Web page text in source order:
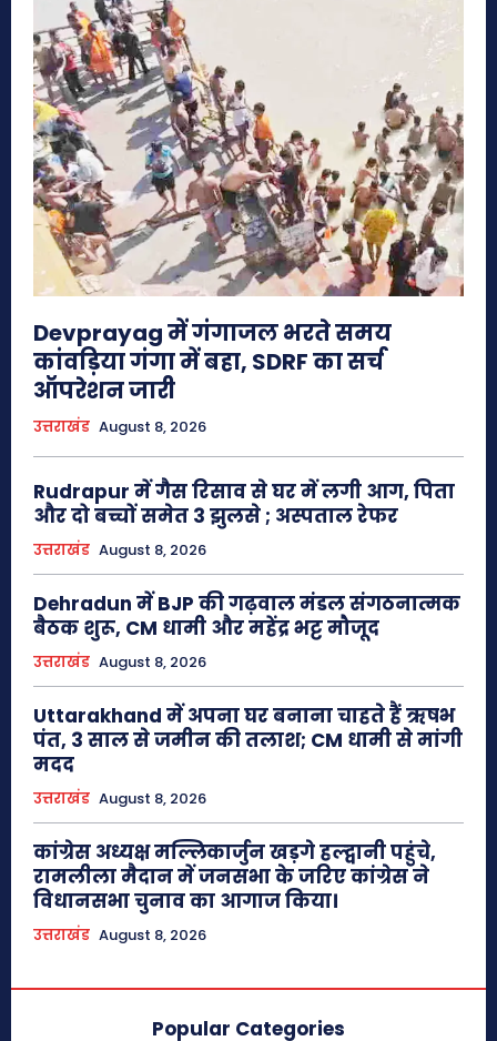
Devprayag में गंगाजल भरते समय
कांवड़िया गंगा में बहा, SDRF का सर्च
ऑपरेशन जारी
उत्तराखंड August 8, 2026
Rudrapur में गैस रिसाव से घर में लगी आग, पिता
और दो बच्चों समेत 3 झुलसे ; अस्पताल रेफर
उत्तराखंड August 8, 2026
Dehradun में BJP की गढ़वाल मंडल संगठनात्मक
बैठक शुरू, CM धामी और महेंद्र भट्ट मौजूद
उत्तराखंड August 8, 2026
Uttarakhand में अपना घर बनाना चाहते हैं ऋषभ
पंत, 3 साल से जमीन की तलाश; CM धामी से मांगी
मदद
उत्तराखंड August 8, 2026
कांग्रेस अध्यक्ष मल्लिकार्जुन खड़गे हल्द्वानी पहुंचे,
रामलीला मैदान में जनसभा के जरिए कांग्रेस ने
विधानसभा चुनाव का आगाज किया।
उत्तराखंड August 8, 2026
Popular Categories